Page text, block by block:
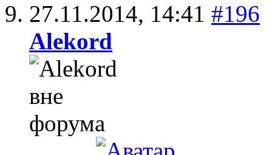
27.11.2014, 14:41 #196
Alekord